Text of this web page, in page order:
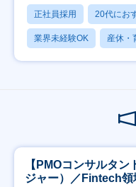
正社員採用 20代にお
業界未経験OK 産休・
【PMOコンサルタ
ジャー）／Fintech